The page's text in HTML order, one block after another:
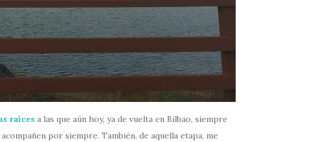
raíces a las que aún hoy, ya de vuelta en Bilbao, siempre
por siempre. También, de aquella etapa, me